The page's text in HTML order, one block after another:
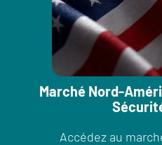
Marché Nord-
Accédez au